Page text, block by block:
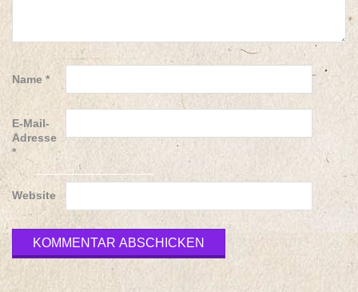
Name *
E-Mail-
Adresse
*
Website